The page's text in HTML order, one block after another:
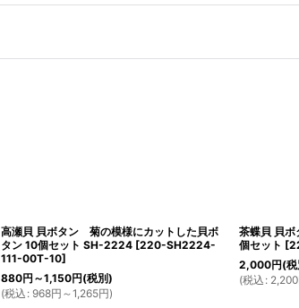
高瀬貝 貝ボタン 菊の模様にカットした貝ボ
タン 10個セット SH-2224 [220-SH2224-
111-00T-10]
880円 ～1,150円(税別)
(税込 : 968円 ～1,265円)
茶蝶貝 貝
個セット [
2,000円(
(税込 : 2,200